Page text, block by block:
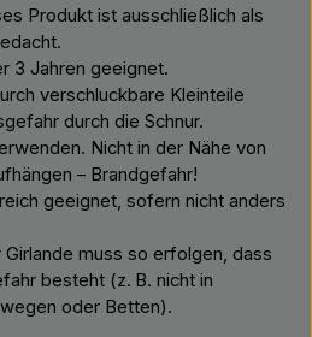
Produkt ist ausschließlich als
3 Jahren geeignet.
verschluckbare Kleinteile
durch die Schnur.
Nicht in der Nähe von
– Brandgefahr!
geeignet, sofern nicht anders
muss so erfolgen, dass
besteht (z. B. nicht in
oder Betten).